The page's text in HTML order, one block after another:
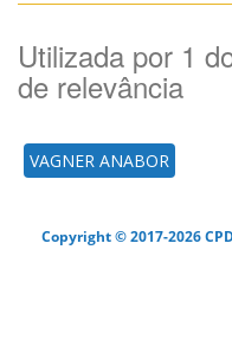
Utilizada por 1
de relevância
VAGNER ANABOR
Copyright © 2017-2026